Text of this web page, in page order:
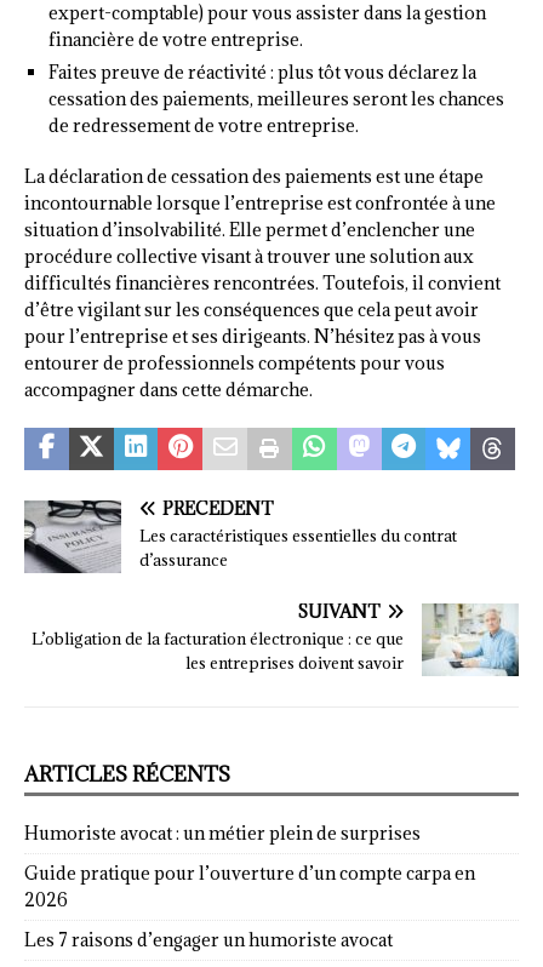
expert-comptable) pour vous assister dans la gestion
financière de votre entreprise.
Faites preuve de réactivité : plus tôt vous déclarez la
cessation des paiements, meilleures seront les chances
de redressement de votre entreprise.
La déclaration de cessation des paiements est une étape
incontournable lorsque l’entreprise est confrontée à une
situation d’insolvabilité. Elle permet d’enclencher une
procédure collective visant à trouver une solution aux
difficultés financières rencontrées. Toutefois, il convient
d’être vigilant sur les conséquences que cela peut avoir
pour l’entreprise et ses dirigeants. N’hésitez pas à vous
entourer de professionnels compétents pour vous
accompagner dans cette démarche.
PRÉCÉDENT
Les caractéristiques essentielles du contrat
d’assurance
SUIVANT
L’obligation de la facturation électronique : ce que
les entreprises doivent savoir
ARTICLES RÉCENTS
Humoriste avocat : un métier plein de surprises
Guide pratique pour l’ouverture d’un compte carpa en
2026
Les 7 raisons d’engager un humoriste avocat